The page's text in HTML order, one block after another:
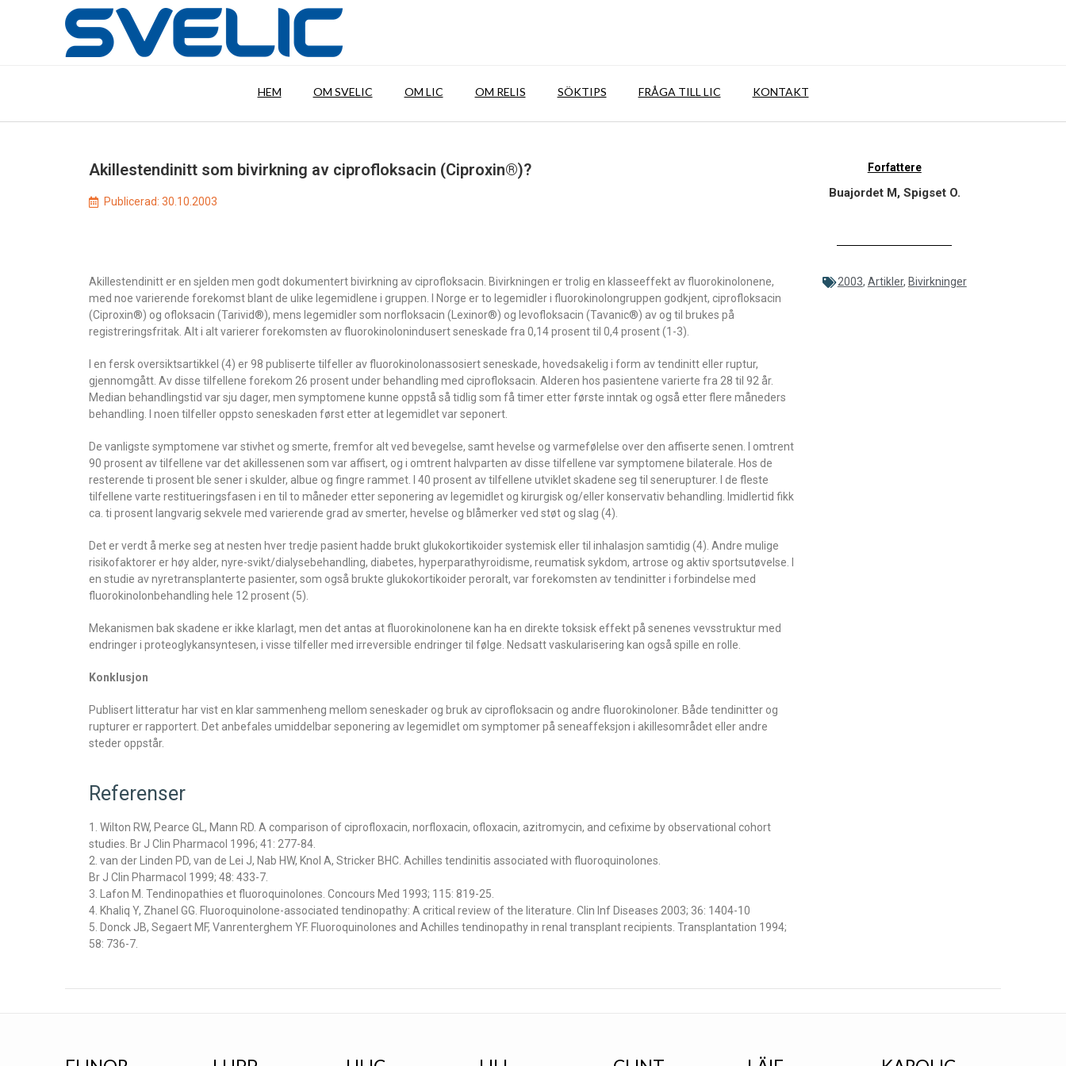
HEM OM SVELIC OM LIC OM RELIS SÖKTIPS FRÅGA TILL LIC KONTAKT
Akillestendinitt som bivirkning av ciprofloksacin (Ciproxin®)?
Publicerad: 30.10.2003
Akillestendinitt er en sjelden men godt dokumentert bivirkning av ciprofloksacin. Bivirkningen er trolig en klasseeffekt av fluorokinolonene,
med noe varierende forekomst blant de ulike legemidlene i gruppen. I Norge er to legemidler i fluorokinolongruppen godkjent, ciprofloksacin
(Ciproxin®) og ofloksacin (Tarivid®), mens legemidler som norfloksacin (Lexinor®) og levofloksacin (Tavanic®) av og til brukes på
registreringsfritak. Alt i alt varierer forekomsten av fluorokinolonindusert seneskade fra 0,14 prosent til 0,4 prosent (1-3).
I en fersk oversiktsartikkel (4) er 98 publiserte tilfeller av fluorokinolonassosiert seneskade, hovedsakelig i form av tendinitt eller ruptur,
gjennomgått. Av disse tilfellene forekom 26 prosent under behandling med ciprofloksacin. Alderen hos pasientene varierte fra 28 til 92 år.
Median behandlingstid var sju dager, men symptomene kunne oppstå så tidlig som få timer etter første inntak og også etter flere måneders
behandling. I noen tilfeller oppsto seneskaden først etter at legemidlet var seponert.
De vanligste symptomene var stivhet og smerte, fremfor alt ved bevegelse, samt hevelse og varmefølelse over den affiserte senen. I omtrent
90 prosent av tilfellene var det akillessenen som var affisert, og i omtrent halvparten av disse tilfellene var symptomene bilaterale. Hos de
resterende ti prosent ble sener i skulder, albue og fingre rammet. I 40 prosent av tilfellene utviklet skadene seg til senerupturer. I de fleste
tilfellene varte restitueringsfasen i en til to måneder etter seponering av legemidlet og kirurgisk og/eller konservativ behandling. Imidlertid fikk
ca. ti prosent langvarig sekvele med varierende grad av smerter, hevelse og blåmerker ved støt og slag (4).
Det er verdt å merke seg at nesten hver tredje pasient hadde brukt glukokortikoider systemisk eller til inhalasjon samtidig (4). Andre mulige
risikofaktorer er høy alder, nyre-svikt/dialysebehandling, diabetes, hyperparathyroidisme, reumatisk sykdom, artrose og aktiv sportsutøvelse. I
en studie av nyretransplanterte pasienter, som også brukte glukokortikoider peroralt, var forekomsten av tendinitter i forbindelse med
fluorokinolonbehandling hele 12 prosent (5).
Mekanismen bak skadene er ikke klarlagt, men det antas at fluorokinolonene kan ha en direkte toksisk effekt på senenes vevsstruktur med
endringer i proteoglykansyntesen, i visse tilfeller med irreversible endringer til følge. Nedsatt vaskularisering kan også spille en rolle.
Konklusjon
Publisert litteratur har vist en klar sammenheng mellom seneskader og bruk av ciprofloksacin og andre fluorokinoloner. Både tendinitter og
rupturer er rapportert. Det anbefales umiddelbar seponering av legemidlet om symptomer på seneaffeksjon i akillesområdet eller andre
steder oppstår.
Referenser
1. Wilton RW, Pearce GL, Mann RD. A comparison of ciprofloxacin, norfloxacin, ofloxacin, azitromycin, and cefixime by observational cohort
studies. Br J Clin Pharmacol 1996; 41: 277-84.
2. van der Linden PD, van de Lei J, Nab HW, Knol A, Stricker BHC. Achilles tendinitis associated with fluoroquinolones.
Br J Clin Pharmacol 1999; 48: 433-7.
3. Lafon M. Tendinopathies et fluoroquinolones. Concours Med 1993; 115: 819-25.
4. Khaliq Y, Zhanel GG. Fluoroquinolone-associated tendinopathy: A critical review of the literature. Clin Inf Diseases 2003; 36: 1404-10
5. Donck JB, Segaert MF, Vanrenterghem YF. Fluoroquinolones and Achilles tendinopathy in renal transplant recipients. Transplantation 1994;
58: 736-7.
Forfattere
Buajordet M, Spigset O.
2003, Artikler, Bivirkninger